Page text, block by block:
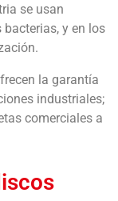
se usan
bacterias, y en los
la garantía
industriales;
comerciales a